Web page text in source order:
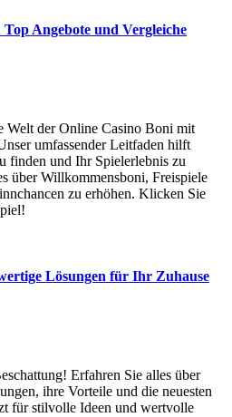
Angebote und Vergleiche
Welt der Online Casino Boni mit
umfassender Leitfaden hilft
finden und Ihr Spielerlebnis zu
über Willkommensboni, Freispiele
zu erhöhen. Klicken Sie
Lösungen für Ihr Zuhause
Erfahren Sie alles über
ihre Vorteile und die neuesten
für stilvolle Ideen und wertvolle